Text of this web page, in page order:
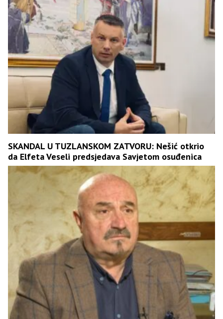
SKANDAL U TUZLANSKOM ZATVORU: Nešić otkrio
da Elfeta Veseli predsjedava Savjetom osuđenica